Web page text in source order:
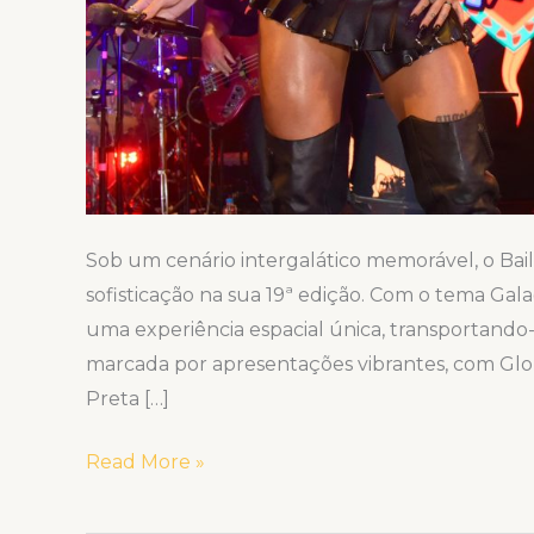
Sob um cenário intergalático memorável, o
sofisticação na sua 19ª edição. Com o tema
uma experiência espacial única,
marcada por apresentações vibrantes, com
Preta […]
Palace
Read More »